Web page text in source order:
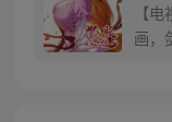
【
画，